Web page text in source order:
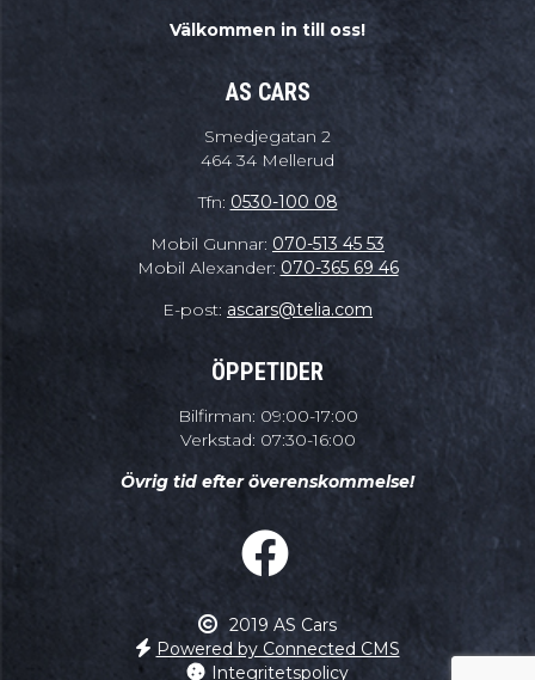
Välkommen in till oss!
AS CARS
Smedjegatan 2
464 34 Mellerud
Tfn: 0530-100 08
Mobil Gunnar: 070-513 45 53
Mobil Alexander: 070-365 69 46
E-post: ascars@telia.com
ÖPPETIDER
Bilfirman: 09:00-17:00
Verkstad: 07:30-16:00
Övrig tid efter överenskommelse!
2019 AS Cars
Powered by Connected CMS
Integritetspolicy